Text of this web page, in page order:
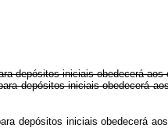
depósitos iniciais obedecerá
depósitos iniciais obedecerá
depósitos iniciais obedecerá